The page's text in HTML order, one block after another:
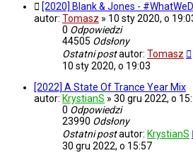
[2020] Blank & Jones -
autor: Tomasz » 10 sty 2020, o
0 Odpowiedzi
44505 Odsłony
Ostatni postautor: Tomasz
10 sty 2020, o 19:03
[2022] A State Of Trance Year Mix
autor: KrystianS » 30 gru 2022, o
0 Odpowiedzi
23990 Odsłony
Ostatni postautor: KrystianS
30 gru 2022, o 15:57